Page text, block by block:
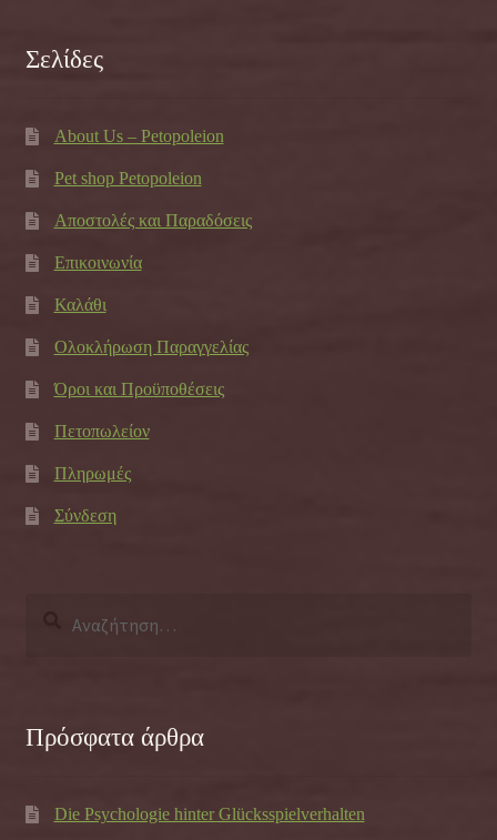
Σελίδες
About Us – Petopoleion
Pet shop Petopoleion
Αποστολές και Παραδόσεις
Επικοινωνία
Καλάθι
Ολοκλήρωση Παραγγελίας
Όροι και Προϋποθέσεις
Πετοπωλείον
Πληρωμές
Σύνδεση
Πρόσφατα άρθρα
Die Psychologie hinter Glücksspielverhalten